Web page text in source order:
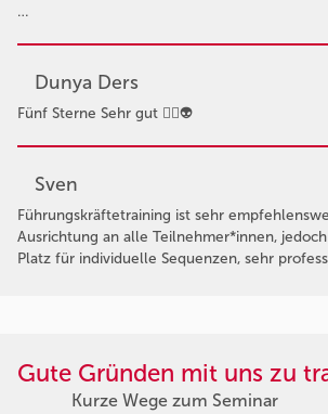
…
Dunya Ders
Fünf Sterne Sehr gut 👍🏻👽
Sven
Führungskräftetraining ist sehr
Ausrichtung an alle Teilnehmer*innen,
Platz für individuelle Sequenzen, sehr
Gute Gründen mit uns zu
Kurze Wege zum Seminar